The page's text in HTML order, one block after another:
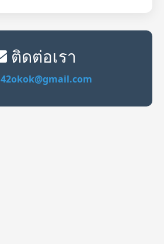
ติดต่อเรา
42okok@gmail.com